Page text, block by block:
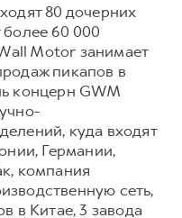
80 дочерних
60 000
Motor занимает
пикапов в
концерн GWM
куда входят
Германии,
компания
сеть,
в Китае, 3 завода